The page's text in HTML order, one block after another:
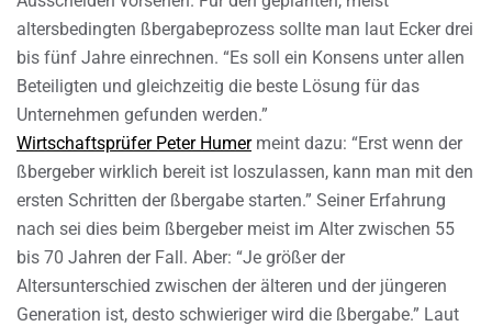
altersbedingten ßbergabeprozess sollte man laut Ecker drei
bis fünf Jahre einrechnen. “Es soll ein Konsens unter allen
Beteiligten und gleichzeitig die beste Lösung für das
Unternehmen gefunden werden.”
Wirtschaftsprüfer Peter Humermeint dazu: “Erst wenn der
ßbergeber wirklich bereit ist loszulassen, kann man mit den
ersten Schritten der ßbergabe starten.” Seiner Erfahrung
nach sei dies beim ßbergeber meist im Alter zwischen 55
bis 70 Jahren der Fall. Aber: “Je größer der
Altersunterschied zwischen der älteren und der jüngeren
Generation ist, desto schwieriger wird die ßbergabe.” Laut